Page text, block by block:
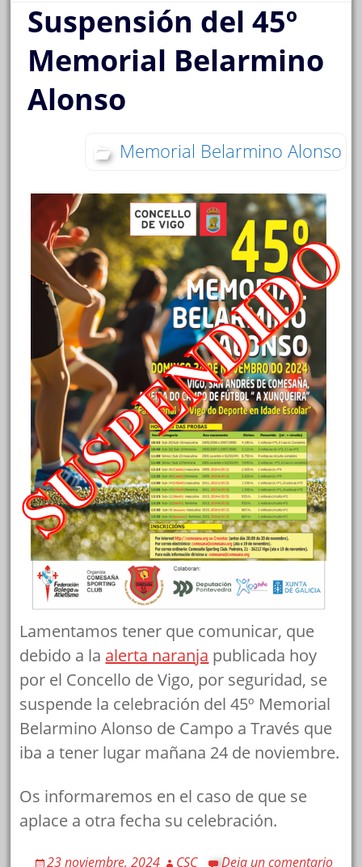
Suspensión del 45º
Memorial Belarmino
Alonso
Memorial Belarmino Alonso
Lamentamos tener que comunicar, que
debido a la alerta naranja publicada hoy
por el Concello de Vigo, por seguridad, se
suspende la celebración del 45º Memorial
Belarmino Alonso de Campo a Través que
iba a tener lugar mañana 24 de noviembre.
Os informaremos en el caso de que se
aplace a otra fecha su celebración.
23 noviembre, 2024 CSC Deja un comentario